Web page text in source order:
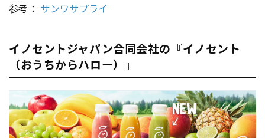
参考： サンワサプライ
イノセントジャパン合同会社の『イノセント
（おうちからハロー）』